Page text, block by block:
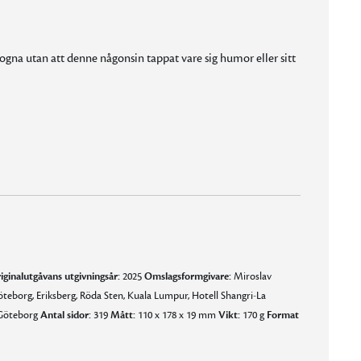
utan att denne någonsin tappat vare sig humor eller sitt
utgivningsår:2025Omslagsformgivare:Miroslav
Eriksberg, Röda Sten, Kuala Lumpur, Hotell Shangri-La
Antal sidor:319Mått:110 x 178 x 19 mmVikt:170 g Format